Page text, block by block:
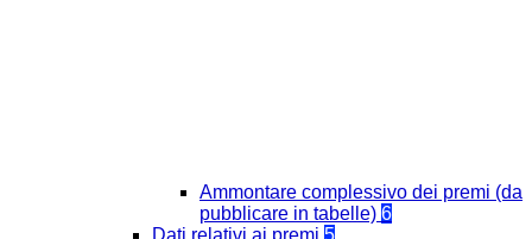
Ammontare complessivo dei premi (da
pubblicare in tabelle) 6